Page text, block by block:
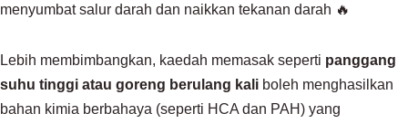
menyumbat salur darah dan naikkan tekanan darah 🔥
Lebih membimbangkan, kaedah memasak seperti panggang
suhu tinggi atau goreng berulang kali boleh menghasilkan
bahan kimia berbahaya (seperti HCA dan PAH) yang